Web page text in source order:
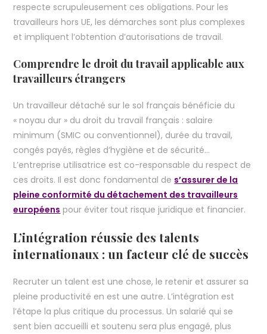
respecte scrupuleusement ces obligations. Pour les
travailleurs hors UE, les démarches sont plus complexes
et impliquent l’obtention d’autorisations de travail.
Comprendre le droit du travail applicable aux
travailleurs étrangers
Un travailleur détaché sur le sol français bénéficie du
« noyau dur » du droit du travail français : salaire
minimum (SMIC ou conventionnel), durée du travail,
congés payés, règles d’hygiène et de sécurité…
L’entreprise utilisatrice est co-responsable du respect de
ces droits. Il est donc fondamental de s’assurer de la
pleine conformité du détachement des travailleurs
européens pour éviter tout risque juridique et financier.
L’intégration réussie des talents
internationaux : un facteur clé de succès
Recruter un talent est une chose, le retenir et assurer sa
pleine productivité en est une autre. L’intégration est
l’étape la plus critique du processus. Un salarié qui se
sent bien accueilli et soutenu sera plus engagé, plus